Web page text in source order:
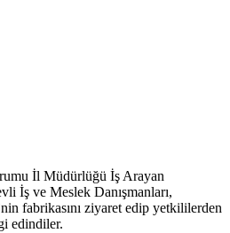
İl Müdürlüğü İş Arayan
İş ve Meslek Danışmanları,
fabrikasını ziyaret edip yetkililerden
edindiler.